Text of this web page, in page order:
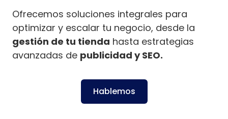
Ofrecemos soluciones integrales para
optimizar y escalar tu negocio, desde la
gestión de tu tienda hasta estrategias
avanzadas de publicidad y SEO.
Hablemos